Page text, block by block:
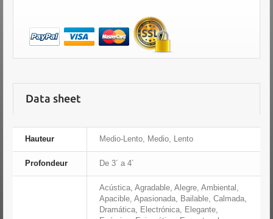
Data sheet
Hauteur Medio-Lento, Medio, Lento
Profondeur De 3´ a 4´
Acústica, Agradable, Alegre, Ambiental,
Apacible, Apasionada, Bailable, Calmada,
Dramática, Electrónica, Elegante,